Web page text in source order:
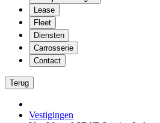
Lease
Fleet
Diensten
Carrosserie
Contact
Terug
Vestigingen